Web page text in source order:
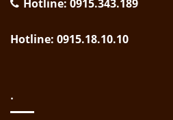
Hotline: 0915.343.189
Hotline: 0915.18.10.10
.